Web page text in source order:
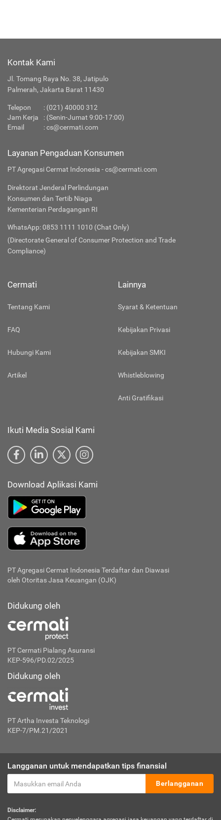
Kontak Kami
Jl. Tomang Raya No. 38, Jatipulo
Palmerah, Jakarta Barat 11430
Telepon : (021) 40000 312
Jam Kerja
: (Senin-Jumat 9:00-17:00)
Email
:cs@cermati.com
Layanan Pengaduan Konsumen
PT Agregasi Cermat Indonesia - cs@cermati.com
Direktorat Jenderal Perlindungan
Konsumen dan Tertib Niaga
Kementerian Perdagangan RI
WhatsApp: 0853 1111 1010 (Chat Only)
(Directorate General of Consumer Protection and Trade
Compliance)
Cermati
Tentang Kami
FAQ
Hubungi Kami
Artikel
Lainnya
Syarat & Ketentuan
Kebijakan Privasi
Kebijakan SMKI
Whistleblowing
Anti Gratifikasi
Ikuti Media Sosial Kami
Download Aplikasi Kami
PT Agregasi Cermat Indonesia Terdaftar dan Diawasi
oleh Otoritas Jasa Keuangan (OJK)
Didukung oleh
PT Cermati Pialang Asuransi
KEP-596/PD.02/2025
Didukung oleh
PT Artha Investa Teknologi
KEP-7/PM.21/2021
Langganan untuk mendapatkan tips finansial
Berlangganan
Disclaimer: